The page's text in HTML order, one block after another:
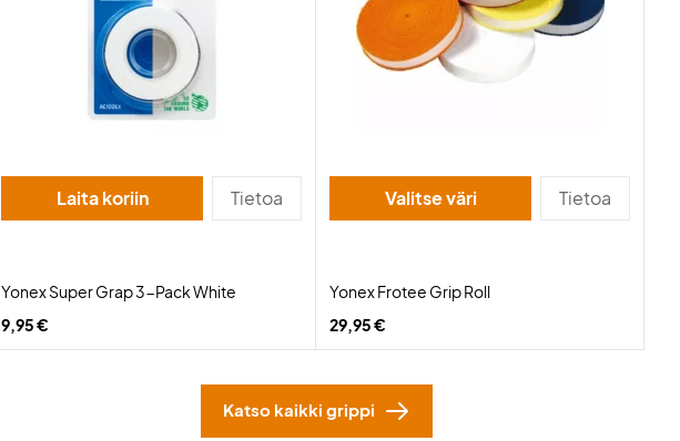
Laita koriin Tietoa
Yonex Super Grap 3-Pack White
9,95 €
Valitse väri Tietoa
Yonex Frotee Grip Roll
29,95 €
Katso kaikki grippi